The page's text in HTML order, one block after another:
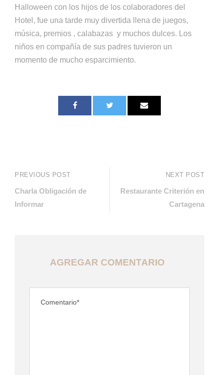
Halloween con los hijos de los colaboradores del
Hotel, fue una tarde muy divertida llena de juegos,
música, premios , calabazas y muchos dulces. Los
niños en compañía de sus padres tuvieron un
momento de mucho esparcimiento.
PREVIOUS POST
Charla Obligación de
Informar
NEXT POST
Restaurante Criterión en
Cartagena
AGREGAR COMENTARIO